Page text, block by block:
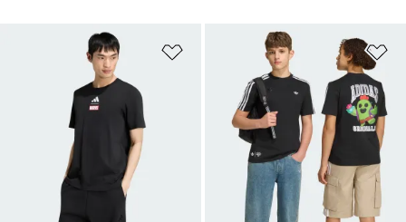
Añadir a la lista de deseos